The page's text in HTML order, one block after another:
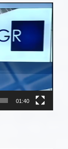
01:40